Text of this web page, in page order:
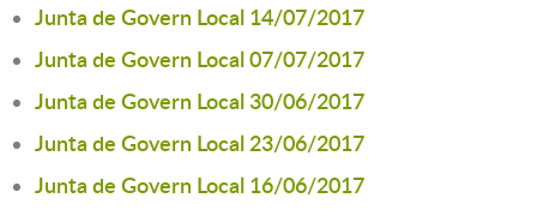
Junta de Govern Local 14/07/2017
Junta de Govern Local 07/07/2017
Junta de Govern Local 30/06/2017
Junta de Govern Local 23/06/2017
Junta de Govern Local 16/06/2017